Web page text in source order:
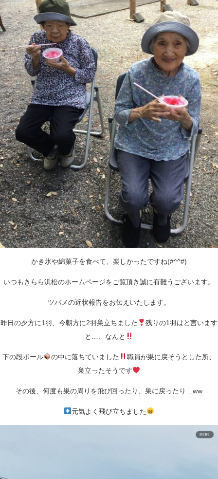
かき氷や綿菓子を食べて、楽しかったですね(#^^#)
いつもきらら浜松のホームページをご覧頂き誠に有難うございます。
ツバメの近状報告をお伝えいたします。
昨日の夕方に1羽、今朝方に2羽巣立ちました
残りの1羽はと言います
と…、なんと
下の段ボール の中に落ちていました
職員が巣に戻そうとした所、
巣立ったそうです
その後、何度も巣の周りを飛び回ったり、巣に戻ったり…ww
元気よく飛び立ちました